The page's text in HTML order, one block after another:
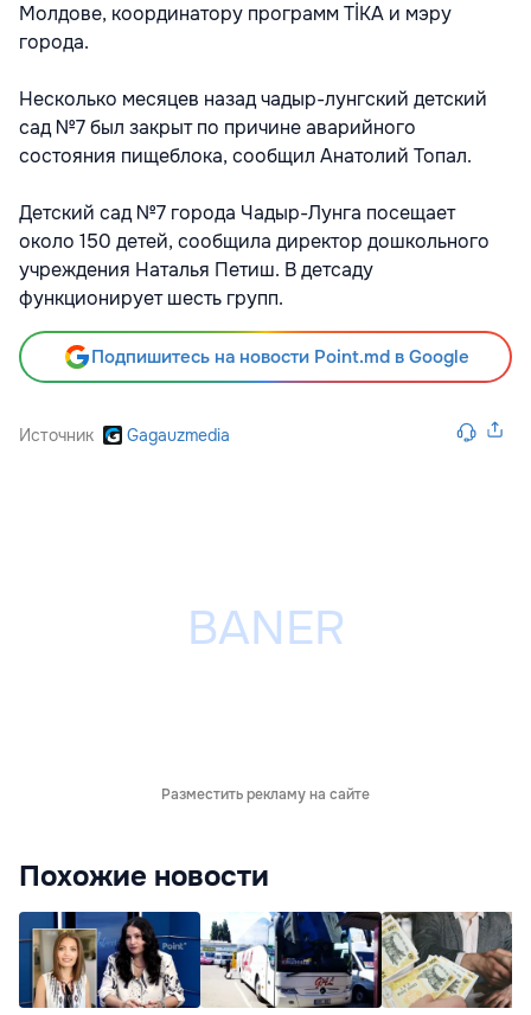
Молдове, координатору программ TİKA и мэру
города.
Несколько месяцев назад чадыр-лунгский детский
сад №7 был закрыт по причине аварийного
состояния пищеблока, сообщил Анатолий Топал.
Детский сад №7 города Чадыр-Лунга посещает
около 150 детей, сообщила директор дошкольного
учреждения Наталья Петиш. В детсаду
функционирует шесть групп.
Подпишитесь на новости Point.md в Google
Источник Gagauzmedia
Разместить рекламу на сайте
Похожие новости